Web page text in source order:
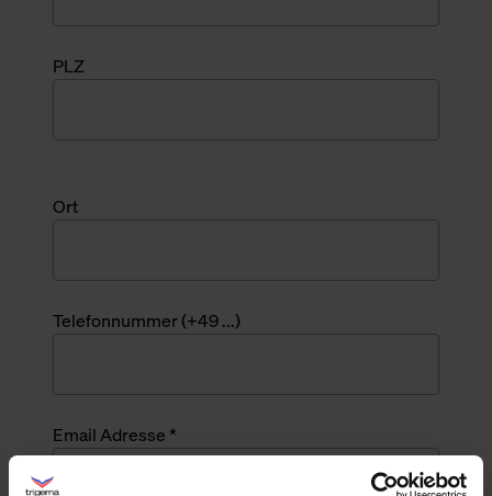
PLZ
Ort
Telefonnummer (+49 ...)
Email Adresse *